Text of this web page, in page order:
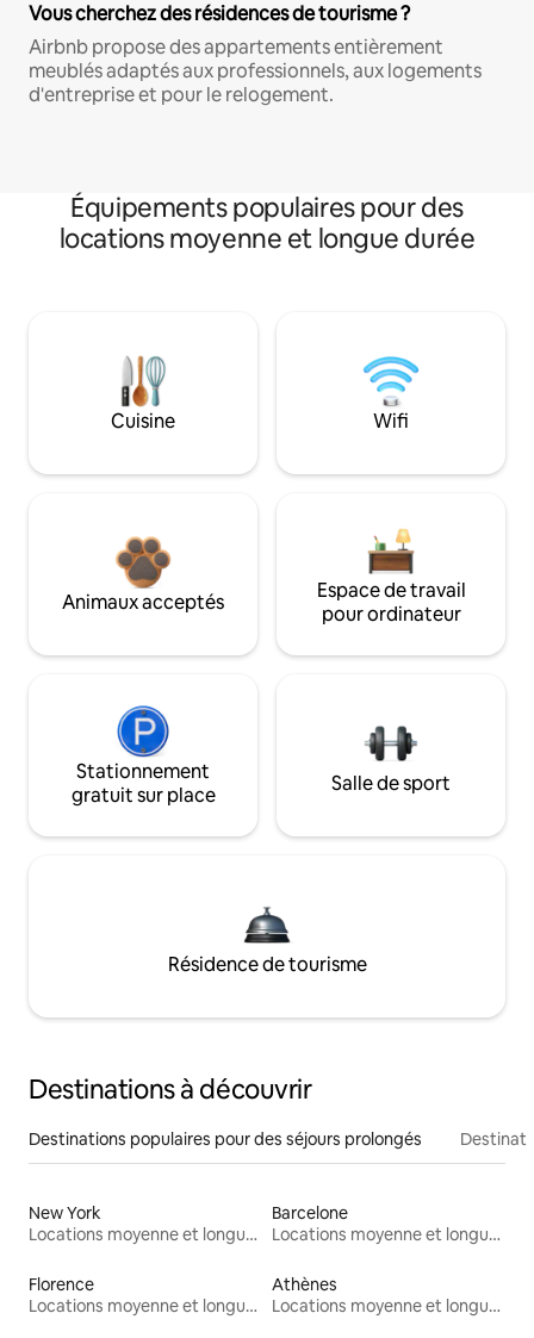
Vous cherchez des résidences de tourisme ?
Airbnb propose des appartements entièrement
meublés adaptés aux professionnels, aux logements
d'entreprise et pour le relogement.
Équipements populaires pour des
locations moyenne et longue durée
Cuisine Wifi
Animaux acceptés
Espace de travail
pour ordinateur
Stationnement
gratuit sur place
Salle de sport
Résidence de tourisme
Destinations à découvrir
Destinations populaires pour des séjours prolongés
New York
Locations moyenne et longue durée
Barcelone
Locations moyenne et longue durée
Florence
Locations moyenne et longue durée
Athènes
Locations moyenne et longue durée